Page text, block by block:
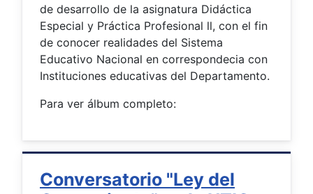
de desarrollo de la asignatura Didáctica
Especial y Práctica Profesional ll, con el fin
de conocer realidades del Sistema
Educativo Nacional en correspondecia con
Instituciones educativas del Departamento.
Para ver álbum completo:
Conversatorio "Ley del